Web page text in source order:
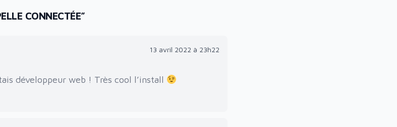
CONNECTÉE”
13 avril 2022 à 23h22
développeur web ! Très cool l’install